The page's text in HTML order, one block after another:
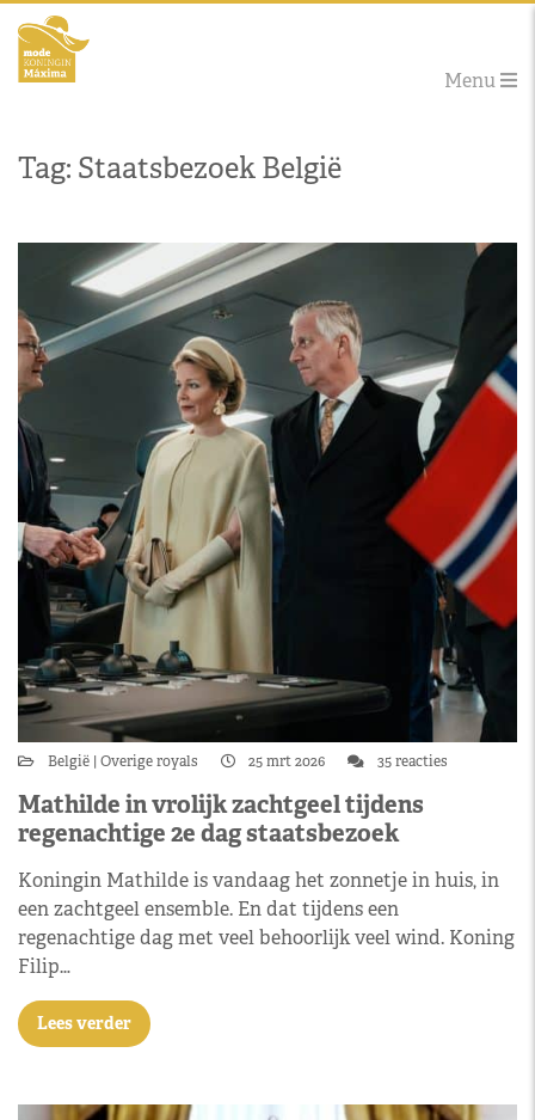
Menu
Tag: Staatsbezoek België
België Overige royals 25 mrt 2026 35 reacties
Mathilde in vrolijk zachtgeel tijdens
regenachtige 2e dag staatsbezoek
Koningin Mathilde is vandaag het zonnetje in huis, in
een zachtgeel ensemble. En dat tijdens een
regenachtige dag met veel behoorlijk veel wind. Koning
Filip…
Lees verder